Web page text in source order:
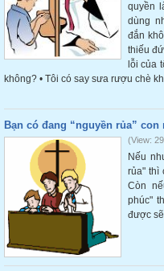
quyền
dùng
đắn
thiếu
lỗi của
không? • Tôi có say sưa rượu chè
Bạn có đang “nguyền rủa”
(View:
Nếu
rủa" thì
Còn
phúc"
được